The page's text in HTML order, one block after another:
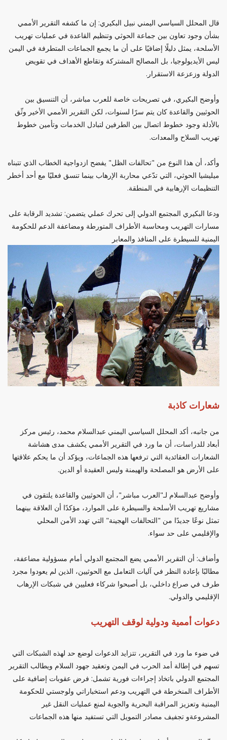
قال المحلل السياسي اليمني نبيل البكيري: إن ما كشفه التقرير الأممي
بشأن وجود تعاون بين جماعة الحوثي وتنظيم القاعدة في عمليات تهريب
الأسلحة، يمثل دليلًا إضافيًا على أن ما يجمع الجماعات المتطرفة في اليمن
ليس الأيديولوجيا، بل المصالح المشتركة وتقاطع الأهداف في تقويض
الدولة وزعزعة الاستقرار.
وأوضح البكيري، في تصريحات خاصة للعرب مباشر، أن التنسيق بين
الحوثيين والقاعدة كان يتم سرًا لسنوات، لكن التقرير الأممي الأخير وثّق
بالأدلة وجود خطوط اتصال بين الطرفين لتبادل الخدمات وتأمين خطوط
تهريب السلاح والمعدات.
وأكد، أن هذا النوع من "تحالفات الظل" يفضح ازدواجية الخطاب الذي تتبناه
ميليشيا الحوثي، التي تدّعي محاربة الإرهاب بينما تنسق فعليًا مع أحد أخطر
التنظيمات الإرهابية في المنطقة.
ودعا البكيري المجتمع الدولي إلى تحرك عملي يتضمن: تشديد الرقابة على
مسارات التهريب ومحاسبة الأطراف المتورطة ومضاعفة الدعم للحكومة
اليمنية للسيطرة على المنافذ والمعابر
شعارات كاذبة
من جانبه، أكد المحلل السياسي اليمني عبدالسلام محمد، رئيس مركز
أبعاد للدراسات، أن ما ورد في التقرير الأممي يكشف مدى هشاشة
الشعارات العقائدية التي ترفعها هذه الجماعات، ويؤكد أن ما يحكم علاقتها
على الأرض هو المصلحة والهيمنة وليس العقيدة أو الدين.
وأوضح عبدالسلام لـ"العرب مباشر"، أن الحوثيين والقاعدة يلتقون في
مشاريع تهريب الأسلحة والسيطرة على الموارد، مؤكدًا أن العلاقة بينهما
تمثل نوعًا جديدًا من "التحالفات الهجينة" التي تهدد الأمن المحلي
والإقليمي على حد سواء.
وأضاف: أن التقرير الأممي يضع المجتمع الدولي أمام مسؤولية مضاعفة،
مطالبًا بإعادة النظر في آليات التعامل مع الحوثيين، الذين لم يعودوا مجرد
طرف في صراع داخلي، بل أصبحوا شركاء فعليين في شبكات الإرهاب
الإقليمي والدولي.
دعوات أممية ودولية لوقف التهريب
في ضوء ما ورد في التقرير، تتزايد الدعوات لوضع حد لهذه الشبكات التي
تسهم في إطالة أمد الحرب في اليمن وتعقيد جهود السلام ويطالب التقرير
المجتمع الدولي باتخاذ إجراءات فورية تشمل: فرض عقوبات إضافية على
الأطراف المنخرطة في التهريب ودعم استخباراتي ولوجستي للحكومة
اليمنية وتعزيز المراقبة البحرية والجوية لمنع عمليات النقل غير
المشروعةو تجفيف مصادر التمويل التي تستفيد منها هذه الجماعات